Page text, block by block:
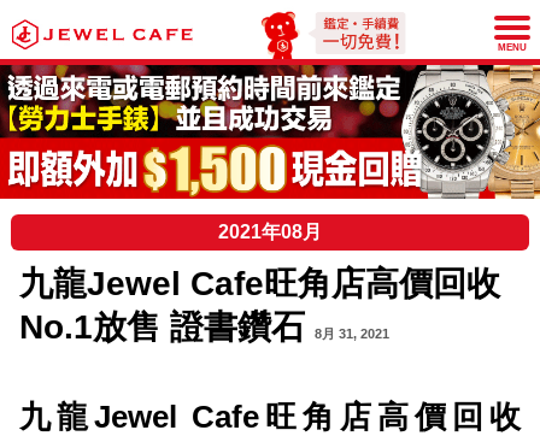
JEWEL CAFE
MENU
2021年08月
九龍Jewel Cafe旺角店高價回收
No.1放售 證書鑽石
8月 31, 2021
九龍Jewel Cafe旺角店高價回收